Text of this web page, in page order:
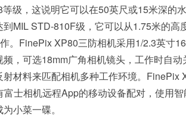
级，这说明它可以在50英尺或15米深的
MIL STD-810F级，它可以从1.75米的高
。FinePix XP80三防相机采用1/2.3英寸
，可选18mm广角相机镜头，工作时自动
材料来匹配相机多种工作环境。FinePix
士相机远程App的移动设备配对，使用
小菜一碟。